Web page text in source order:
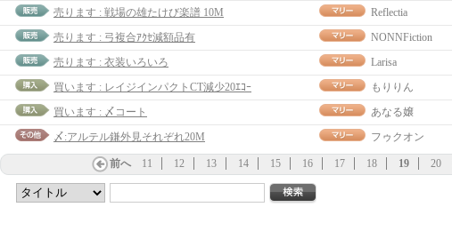
売ります : 戦場の雄たけび楽譜 10M
Reflectia
売ります : 弓複合ｱｸｾ減額品有
NONNFiction
売ります : 衣装いろいろ
Larisa
買います : レイジインパクトCT減少20ｴｺｰ
もりりん
買います : 〆コート
あなる嬢
〆:アルテル鎌外見それぞれ20M
フゥクオン
前へ 11 12 13 14 15 16 17 18 19 20